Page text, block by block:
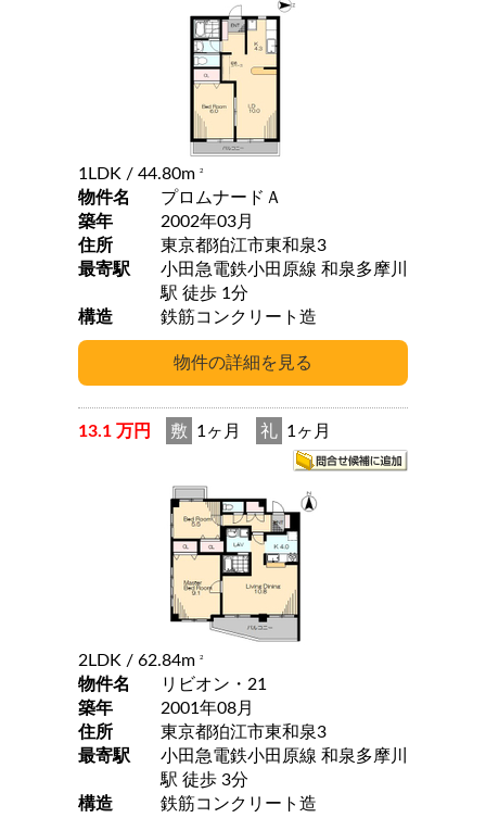
1LDK / 44.80m 2
物件名
プロムナードＡ
築年
2002年03月
住所
東京都狛江市東和泉3
最寄駅
小田急電鉄小田原線 和泉多摩川
駅 徒歩 1分
構造
鉄筋コンクリート造
13.1 万円 敷 1ヶ月 礼 1ヶ月
2LDK / 62.84m 2
物件名
リビオン・21
築年
2001年08月
住所
東京都狛江市東和泉3
最寄駅
小田急電鉄小田原線 和泉多摩川
駅 徒歩 3分
構造
鉄筋コンクリート造